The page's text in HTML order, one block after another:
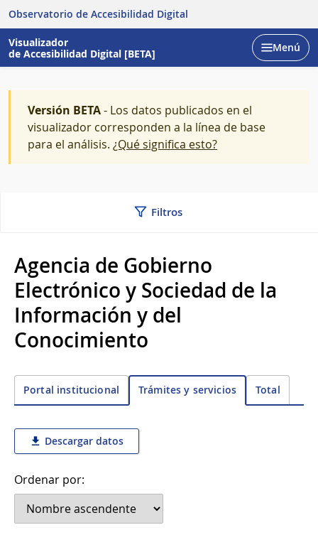
Observatorio de Accesibilidad Digital
Visualizador
de Accesibilidad Digital [BETA]
Abrir
Menú
Versión BETA- Los datos publicados en el
visualizador corresponden a la línea de base
para el análisis. ¿Qué significa esto?
Filtros
Agencia de Gobierno
Electrónico y Sociedad de la
Información y del
Conocimiento
Portal institucional Trámites y servicios Total
Descargar datos
Ordenar por: